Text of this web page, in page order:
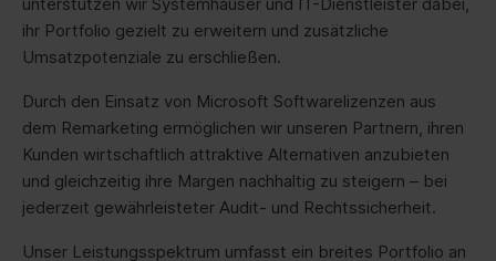
ihr Portfolio gezielt zu erweitern und zusätzliche
Umsatzpotenziale zu erschließen.
Durch den Einsatz von Microsoft Softwarelizenzen aus
dem Remarketing ermöglichen wir unseren Partnern, ihren
Kunden wirtschaftlich attraktive Alternativen anzubieten
und gleichzeitig ihre Margen nachhaltig zu steigern – bei
jederzeit gewährleisteter Audit- und Rechtssicherheit.
Unser Leistungsspektrum umfasst ein breites Portfolio an